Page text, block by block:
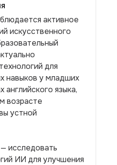
активное
искусственного
для
навыков у младших
английского языка,
возрасте
устной
исследовать
ИИ для улучшения